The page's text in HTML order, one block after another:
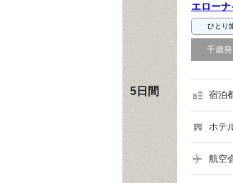
5日間
エロー
ひとり
千歳発
宿泊
ホテ
航空